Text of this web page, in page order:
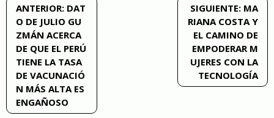
Navegación
de
entradas
ANTERIOR: DAT
O DE JULIO GU
ZMÁN ACERCA
DE QUE EL PERÚ
TIENE LA TASA
DE VACUNACIÓ
N MÁS ALTA ES
ENGAÑOSO
SIGUIENTE: MA
RIANA COSTA Y
EL CAMINO DE
EMPODERAR M
UJERES CON LA
TECNOLOGÍA